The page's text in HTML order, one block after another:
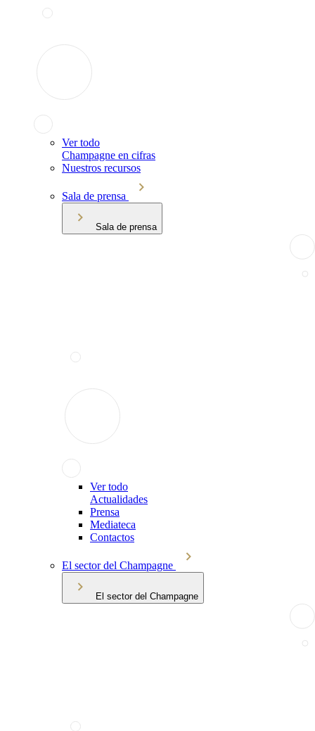
Ver todo
Champagne en cifras
Nuestros recursos
Sala de prensa
Sala de prensa
Ver todo
Actualidades
Prensa
Mediateca
Contactos
El sector del Champagne
El sector del Champagne